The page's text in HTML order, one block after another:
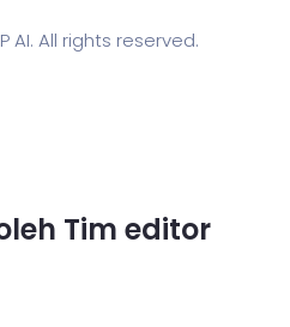
AI. All rights reserved.
Tim editor